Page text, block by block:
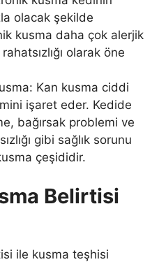
olacak şekilde
kusma daha çok alerjik
olarak öne
Kan kusma ciddi
işaret eder. Kedide
bağırsak problemi ve
gibi sağlık sorunu
çeşididir.
Belirtisi
ile kusma teşhisi